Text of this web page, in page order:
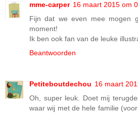
mme-carper 16 maart 2015 om
Fijn dat we even mee mogen
moment!
Ik ben ook fan van de leuke
Beantwoorden
Petiteboutdechou 16 maart
Oh, super leuk. Doet mij
waar wij met de hele familie